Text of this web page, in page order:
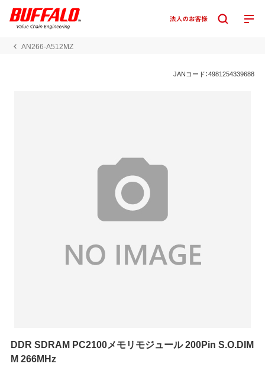
AN266-A512MZ
JANコード：4981254339688
DDR SDRAM PC2100メモリモジュール 200Pin S.O.DIM
M 266MHz